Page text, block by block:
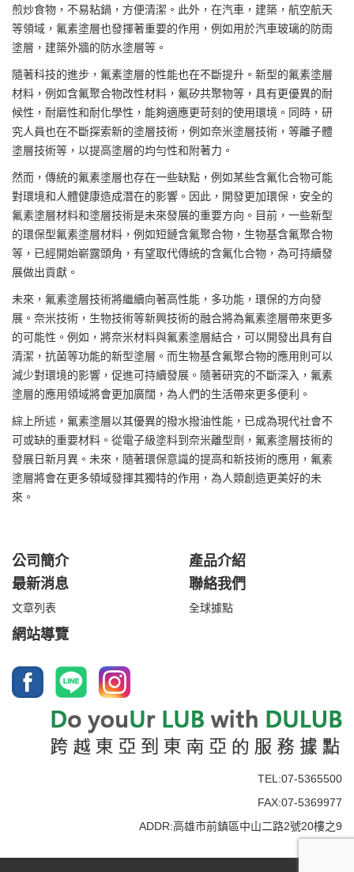
煎炒食物，不易粘鍋，方便清潔。此外，在汽車，建築，航空航天
等領域，氟素塗層也發揮著重要的作用，例如用於汽車玻璃的防雨
塗層，建築外牆的防水塗層等。
隨著科技的進步，氟素塗層的性能也在不斷提升。新型的氟素塗層
材料，例如含氟聚合物改性材料，氟矽共聚物等，具有更優異的耐
候性，耐磨性和耐化學性，能夠適應更苛刻的使用環境。同時，研
究人員也在不斷探索新的塗層技術，例如奈米塗層技術，等離子體
塗層技術等，以提高塗層的均勻性和附著力。
然而，傳統的氟素塗層也存在一些缺點，例如某些含氟化合物可能
對環境和人體健康造成潛在的影響。因此，開發更加環保，安全的
氟素塗層材料和塗層技術是未來發展的重要方向。目前，一些新型
的環保型氟素塗層材料，例如短鏈含氟聚合物，生物基含氟聚合物
等，已經開始嶄露頭角，有望取代傳統的含氟化合物，為可持續發
展做出貢獻。
未來，氟素塗層技術將繼續向著高性能，多功能，環保的方向發
展。奈米技術，生物技術等新興技術的融合將為氟素塗層帶來更多
的可能性。例如，將奈米材料與氟素塗層結合，可以開發出具有自
清潔，抗菌等功能的新型塗層。而生物基含氟聚合物的應用則可以
減少對環境的影響，促進可持續發展。隨著研究的不斷深入，氟素
塗層的應用領域將會更加廣闊，為人們的生活帶來更多便利。
綜上所述，氟素塗層以其優異的撥水撥油性能，已成為現代社會不
可或缺的重要材料。從電子級塗料到奈米離型劑，氟素塗層技術的
發展日新月異。未來，隨著環保意識的提高和新技術的應用，氟素
塗層將會在更多領域發揮其獨特的作用，為人類創造更美好的未
來。
公司簡介
產品介紹
最新消息
文章列表
聯絡我們
全球據點
網站導覽
TEL:07-5365500
FAX:07-5369977
ADDR:高雄市前鎮區中山二路2號20樓之9